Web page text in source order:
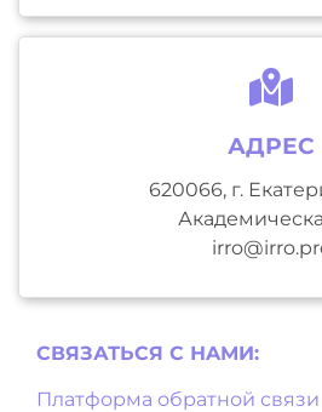
АДРЕС
620066, г.
СВЯЗАТЬСЯ С НAМИ:
Платформа обратной связи